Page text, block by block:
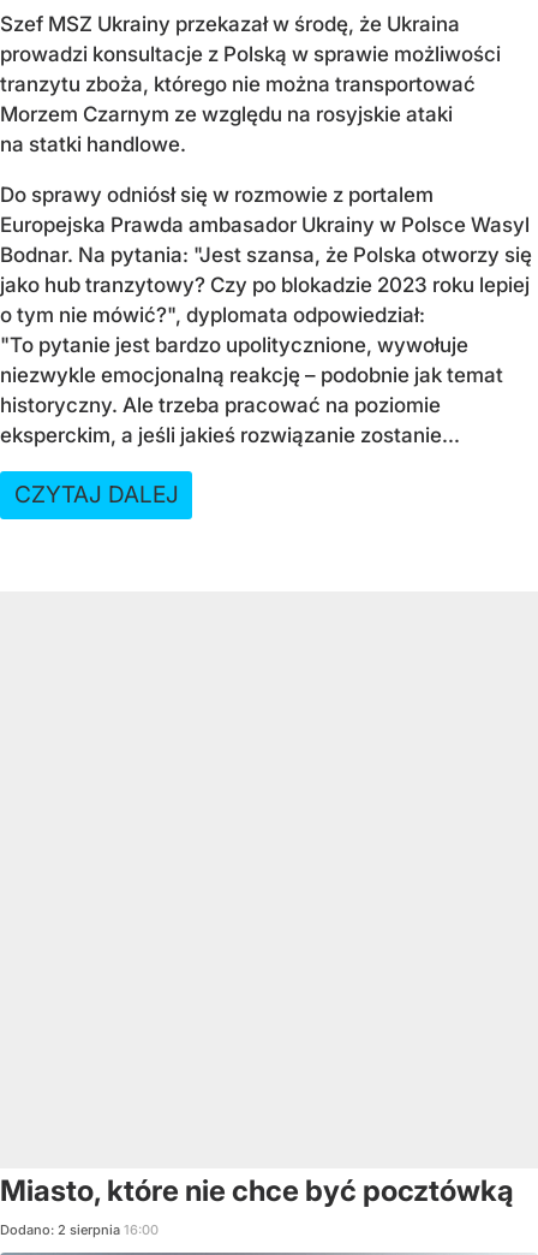
Szef MSZ Ukrainy przekazał w środę, że Ukraina
prowadzi konsultacje z Polską w sprawie możliwości
tranzytu zboża, którego nie można transportować
Morzem Czarnym ze względu na rosyjskie ataki
na statki handlowe.
Do sprawy odniósł się w rozmowie z portalem
Europejska Prawda ambasador Ukrainy w Polsce Wasyl
Bodnar. Na pytania: "Jest szansa, że Polska otworzy się
jako hub tranzytowy? Czy po blokadzie 2023 roku lepiej
o tym nie mówić?", dyplomata odpowiedział:
"To pytanie jest bardzo upolitycznione, wywołuje
niezwykle emocjonalną reakcję – podobnie jak temat
historyczny. Ale trzeba pracować na poziomie
eksperckim, a jeśli jakieś rozwiązanie zostanie...
CZYTAJ DALEJ
Miasto, które nie chce być pocztówką
Dodano: 2 sierpnia 16:00